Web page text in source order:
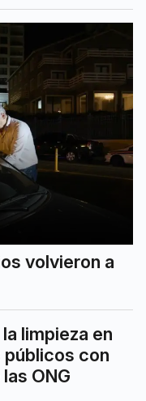
volvieron a
limpieza en
con
ONG